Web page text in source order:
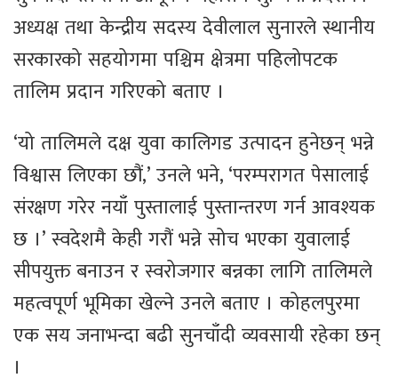
अध्यक्ष तथा केन्द्रीय सदस्य देवीलाल सुनारले स्थानीय
सरकारको सहयोगमा पश्चिम क्षेत्रमा पहिलोपटक
तालिम प्रदान गरिएको बताए ।
‘यो तालिमले दक्ष युवा कालिगड उत्पादन हुनेछन् भन्ने
विश्वास लिएका छौं,’ उनले भने, ‘परम्परागत पेसालाई
संरक्षण गरेर नयाँ पुस्तालाई पुस्तान्तरण गर्न आवश्यक
छ ।’ स्वदेशमै केही गरौं भन्ने सोच भएका युवालाई
सीपयुक्त बनाउन र स्वरोजगार बन्नका लागि तालिमले
महत्वपूर्ण भूमिका खेल्ने उनले बताए । कोहलपुरमा
एक सय जनाभन्दा बढी सुनचाँदी व्यवसायी रहेका छन्
।